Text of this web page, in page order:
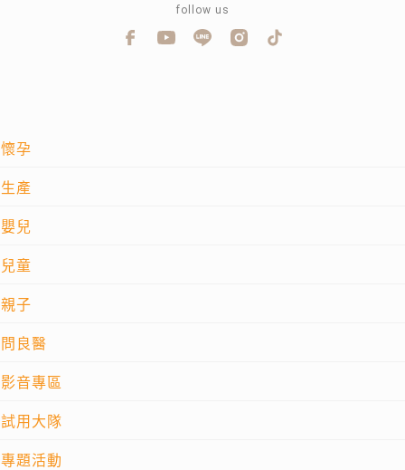
懷孕
生產
嬰兒
兒童
親子
問良醫
影音專區
試用大隊
專題活動
follow us